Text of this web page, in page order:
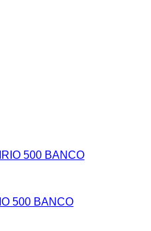
500 BANCO